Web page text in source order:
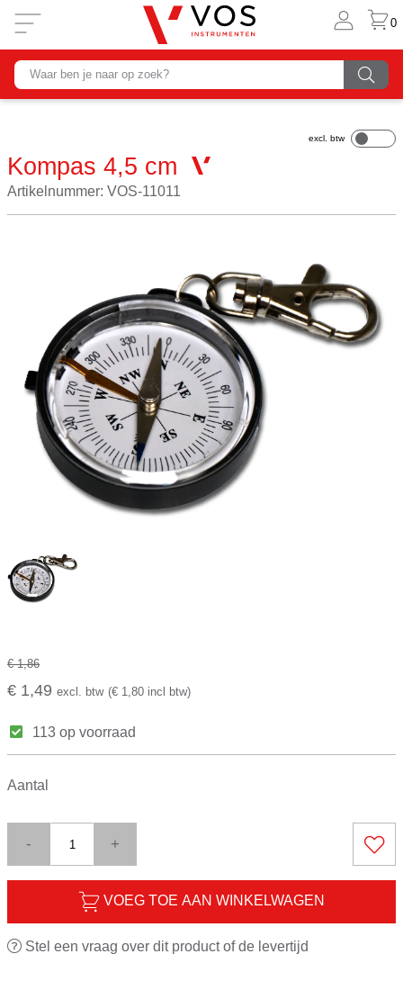
0
Kompas 4,5 cm
Artikelnummer: VOS-11011
€ 1,86
€ 1,49 excl. btw (€ 1,80 incl btw)
113 op voorraad
Aantal
- +
VOEG TOE AAN WINKELWAGEN
Stel een vraag over dit product of de levertijd